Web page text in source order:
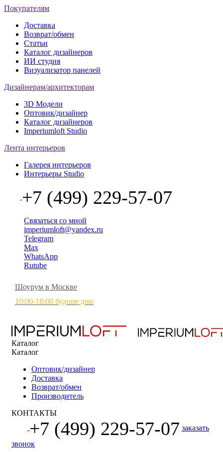
Покупателям
Доставка
Возврат/обмен
Статьи
Каталог дизайнеров
ИИ студия
Визуализатор панелей
Дизайнерам/архитекторам
3D Модели
Оптовик/дизайнер
Каталог дизайнеров
Imperiumloft Studio
Лента интерьеров
Галерея интерьеров
Интерьеры Studio
+7 (499) 229-57-07
Связаться со мной
imperiumloft@yandex.ru
Telegram
Max
WhatsApp
Rutube
Шоурум в Москве
10:00-18:00 будние дни
Каталог
Каталог
Оптовик/дизайнер
Доставка
Возврат/обмен
Производитель
КОНТАКТЫ
+7 (499) 229-57-07 заказать
звонок